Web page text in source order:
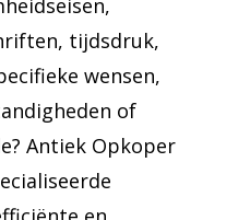
tijdsdruk,
wensen,
of
Antiek Opkoper